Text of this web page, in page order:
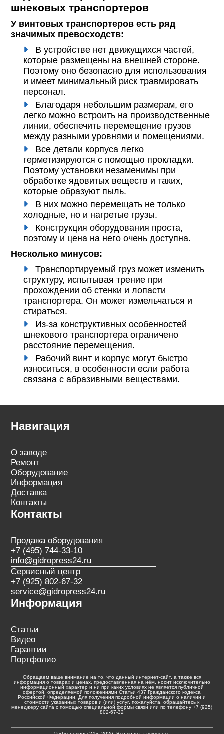
шнековых транспортеров
У винтовых транспортеров есть ряд
значимых превосходств:
В устройстве нет движущихся частей,
которые размещены на внешней стороне.
Поэтому оно безопасно для использования
и имеет минимальный риск травмировать
персонал.
Благодаря небольшим размерам, его
легко можно встроить на производственные
линии, обеспечить перемещение грузов
между разными уровнями и помещениями.
Все детали корпуса легко
герметизируются с помощью прокладки.
Поэтому установки незаменимы при
обработке ядовитых веществ и таких,
которые образуют пыль.
В них можно перемещать не только
холодные, но и нагретые грузы.
Конструкция оборудования проста,
поэтому и цена на него очень доступна.
Несколько минусов:
Транспортируемый груз может изменить
структуру, испытывая трение при
прохождении об стенки и лопасти
транспортера. Он может измельчаться и
стираться.
Из-за конструктивных особенностей
шнекового транспортера ограничено
расстояние перемещения.
Рабочий винт и корпус могут быстро
износиться, в особенности если работа
связана с абразивными веществами.
Навигация
О заводе
Ремонт
Оборудование
Информация
Доставка
Контакты
Контакты
Продажа оборудования
+7 (495) 744-33-10
info@gidropress24.ru
Сервисный центр
+7 (925) 802-67-32
service@gidropress24.ru
Информация
Статьи
Видео
Гарантии
Портфолио
Обращаем ваше внимание на то, что данный интернет-сайт, а также вся
информация о товарах и ценах, предоставленная на нём, носит исключительно
информационный характер и ни при каких условиях не является публичной
офертой, определяемой положениями Статьи 437 Гражданского кодекса
Российской Федерации. Для получения подробной информации о наличии и
стоимости указанных товаров и (или) услуг, пожалуйста, обращайтесь к
менеджеру сайта с помощью специальной формы связи или по телефону +7 (925)
802-67-32